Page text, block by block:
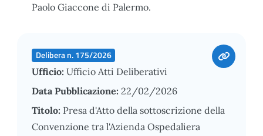
Paolo Giaccone di Palermo.
Delibera n. 175/2026
Ufficio: Ufficio Atti Deliberativi
Data Pubblicazione: 22/02/2026
Titolo: Presa d'Atto della sottoscrizione della
Convenzione tra l'Azienda Ospedaliera